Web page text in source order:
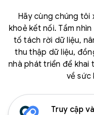
Hãy cùng chúng tôi
khoẻ kết nối. Tầm
tố tách rời dữ liệu,
thu thập dữ liệu,
nhà phát triển để khai
về sức
Truy cập